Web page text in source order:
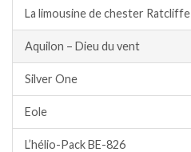
La limousine de chester Ratcliffe
Aquilon – Dieu du vent
Silver One
Eole
L’hélio-Pack BE-826